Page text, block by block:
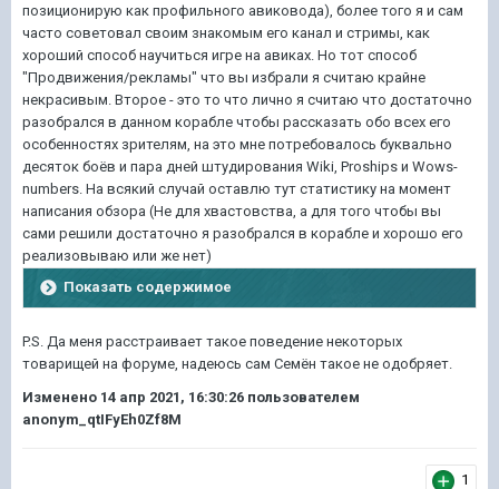
позиционирую как профильного авиковода), более того я и сам
часто советовал своим знакомым его канал и стримы, как
хороший способ научиться игре на авиках. Но тот способ
"Продвижения/рекламы" что вы избрали я считаю крайне
некрасивым. Второе - это то что лично я считаю что достаточно
разобрался в данном корабле чтобы рассказать обо всех его
особенностях зрителям, на это мне потребовалось буквально
десяток боёв и пара дней штудирования Wiki, Proships и Wows-
numbers. На всякий случай оставлю тут статистику на момент
написания обзора (Не для хвастовства, а для того чтобы вы
сами решили достаточно я разобрался в корабле и хорошо его
реализовываю или же нет)
Показать содержимое
P.S. Да меня расстраивает такое поведение некоторых
товарищей на форуме, надеюсь сам Семён такое не одобряет.
Изменено 14 апр 2021, 16:30:26 пользователем
anonym_qtIFyEh0Zf8M
1